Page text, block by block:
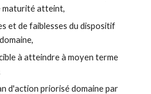
maturité atteint,
et de faiblesses du dispositif
à atteindre à moyen terme
d'action priorisé domaine par